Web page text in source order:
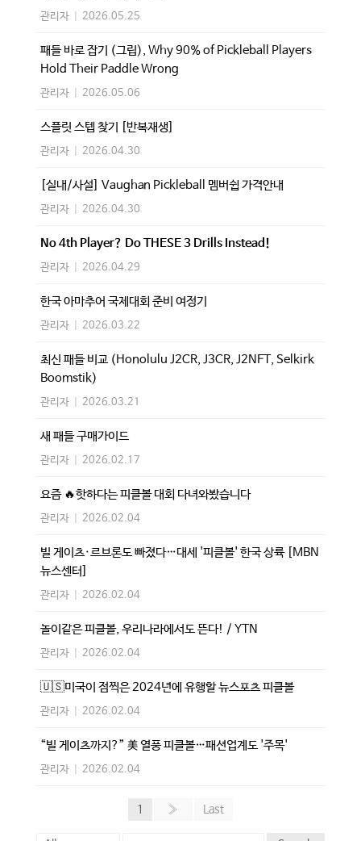
관리자 2026.05.25
패들 바로 잡기 (그립), Why 90% of Pickleball Players
Hold Their Paddle Wrong
관리자 2026.05.06
스플릿 스텝 찾기 [반복재생]
관리자 2026.04.30
[실내/사설] Vaughan Pickleball 멤버쉽 가격안내
관리자 2026.04.30
No 4th Player? Do THESE 3 Drills Instead!
관리자 2026.04.29
한국 아마추어 국제대회 준비 여정기
관리자 2026.03.22
최신 패들 비교 (Honolulu J2CR, J3CR, J2NFT, Selkirk
Boomstik)
관리자 2026.03.21
새 패들 구매가이드
관리자 2026.02.17
요즘 🔥핫하다는 피클볼 대회 다녀와봤습니다
관리자 2026.02.04
빌 게이츠·르브론도 빠졌다…대세 '피클볼' 한국 상륙 [MBN
뉴스센터]
관리자 2026.02.04
놀이같은 피클볼, 우리나라에서도 뜬다! / YTN
관리자 2026.02.04
🇺🇸미국이 점찍은 2024년에 유행할 뉴스포츠 피클볼
관리자 2026.02.04
“빌 게이츠까지?” 美 열풍 피클볼…패션업계도 '주목'
관리자 2026.02.04
1 » Last